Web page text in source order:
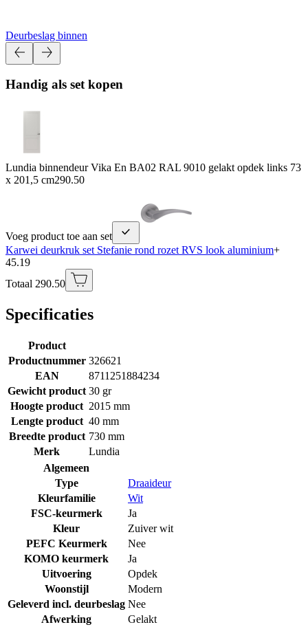
Deurbeslag binnen
Handig als set kopen
Lundia binnendeur Vika En BA02 RAL 9010 gelakt opdek links 73
x 201,5 cm290.50
Voeg product toe aan set
Karwei deurkruk set Stefanie rond rozet RVS look aluminium+
45.19
Totaal 290.50
Specificaties
Product
Productnummer 326621
EAN
8711251884234
Gewicht product 30 gr
Hoogte product 2015 mm
Lengte product 40 mm
Breedte product 730 mm
Merk
Lundia
Algemeen
Type
Draaideur
Kleurfamilie
Wit
FSC-keurmerk
Ja
Kleur
Zuiver wit
PEFC Keurmerk
Nee
KOMO keurmerk
Ja
Uitvoering
Opdek
Woonstijl
Modern
Geleverd incl. deurbeslag Nee
Afwerking
Gelakt